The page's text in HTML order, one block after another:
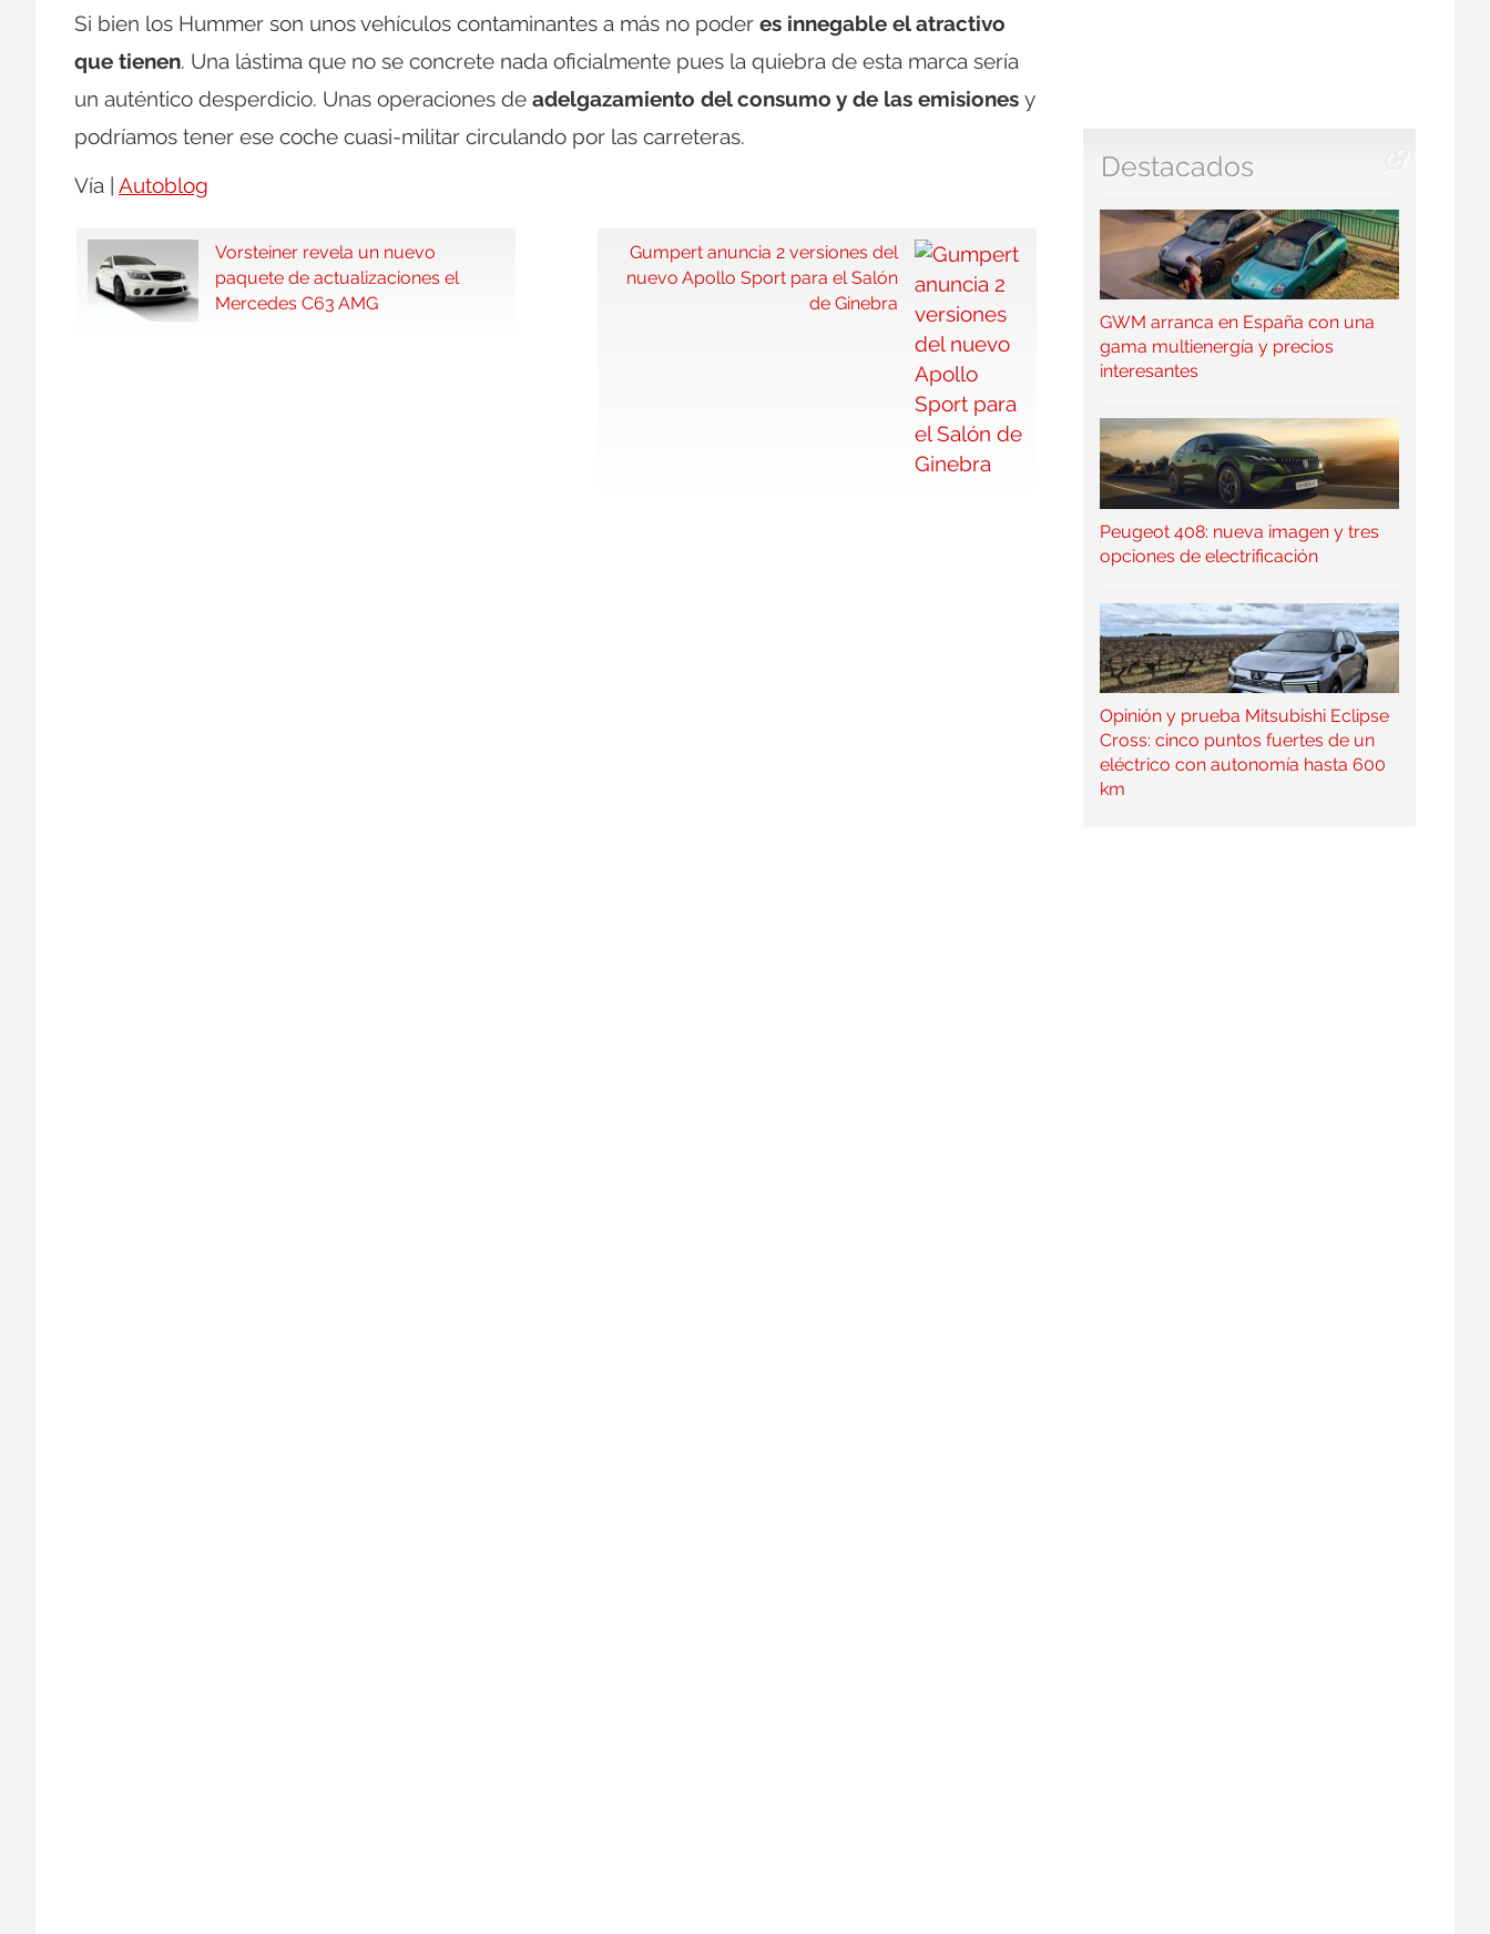
Si bien los Hummer son unos vehículos contaminantes a más no poder es innegable el atractivo
que tienen. Una lástima que no se concrete nada oficialmente pues la quiebra de esta marca sería
un auténtico desperdicio. Unas operaciones de adelgazamiento del consumo y de las emisiones y
podríamos tener ese coche cuasi-militar circulando por las carreteras.
Vía | Autoblog
Vorsteiner revela un nuevo
paquete de actualizaciones el
Mercedes C63 AMG
Gumpert anuncia 2 versiones del
nuevo Apollo Sport para el Salón
de Ginebra
Destacados
GWM arranca en España con una
gama multienergía y precios
interesantes
Peugeot 408: nueva imagen y tres
opciones de electrificación
Opinión y prueba Mitsubishi Eclipse
Cross: cinco puntos fuertes de un
eléctrico con autonomía hasta 600
km